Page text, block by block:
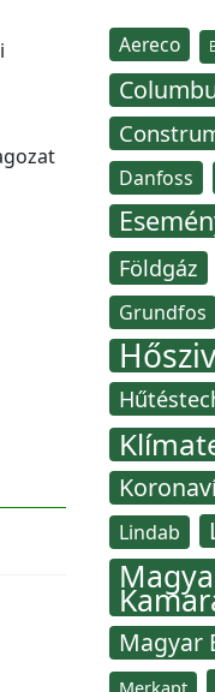
Aereco
Danfoss
Földgáz
Grundfos
Lindab
Magyar